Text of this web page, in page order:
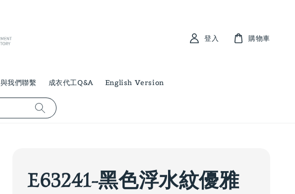
與我們聯繫 成衣代工Q&A English Version
登入 購物車
E63241-黑色浮水紋優雅